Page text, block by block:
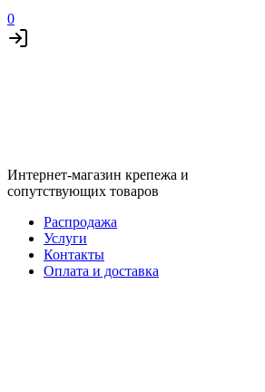
0
Интернет-магазин крепежа и
сопутствующих товаров
Распродажа
Услуги
Контакты
Оплата и доставка